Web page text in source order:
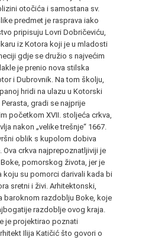
otočića i samostana sv.
predmet je rasprava iako
pripisuju Lovri Dobričeviću,
iz Kotora koji je u mladosti
gdje se družio s najvećim
je prenio nova stilska
i Dubrovnik. Na tom školju,
hridi na ulazu u Kotorski
gradi se najprije
početkom XVII. stoljeća crkva,
nakon „velike trešnje“ 1667.
oblik s kupolom dobiva
Ova crkva najprepoznatljiviji je
pomorskog života, jer je
koju su pomorci darivali kada bi
sretni i živi. Arhitektonski,
baroknom razdoblju Boke, koje
razdoblje ovog kraja.
je projektirao poznati
Ilija Katičić što govori o